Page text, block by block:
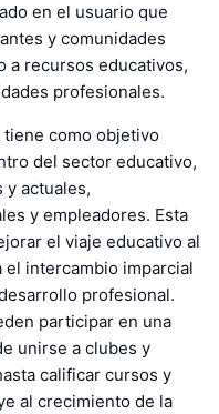
en el usuario que
y comunidades
a recursos educativos,
profesionales.
tiene como objetivo
del sector educativo,
y actuales,
y empleadores. Esta
el viaje educativo al
el intercambio imparcial
profesional.
participar en una
unirse a clubes y
calificar cursos y
al crecimiento de la